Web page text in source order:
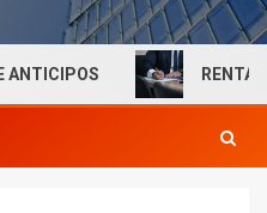
RENTAS